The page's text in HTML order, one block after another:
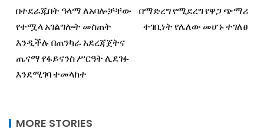
በተደራጁበት ዓላማ ለአባሎቻቸው
የተሟላ አገልግሎት መስጠት
እንዲችሉ በጠንካራ አደረጃጀትና
ጤናማ የፋይናንስ ሥርዓት ሊደገፉ
እንደሚገባ ተመላከተ
በማድረግ የሚደረግ የዋጋ ጭማሪ
ተገቢነት የሌለው መሆኑ ተገለፀ
MORE STORIES